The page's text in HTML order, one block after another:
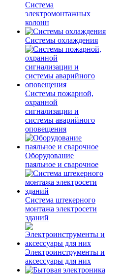
Система
электромонтажных
колонн
Системы охлаждения
Системы пожарной,
охранной
сигнализации и
системы аварийного
оповещения
Оборудование
паяльное и сварочное
Система штекерного
монтажа электросети
зданий
Электроинструменты и
аксессуары для них